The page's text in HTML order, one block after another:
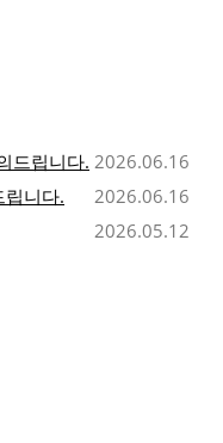
드립니다. 2026.06.16
립니다.
2026.06.16
2026.05.12